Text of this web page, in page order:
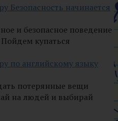
Безопасность начинается
и безопасное поведение
купаться
по английскому языку
потерянные вещи
на людей и выбирай